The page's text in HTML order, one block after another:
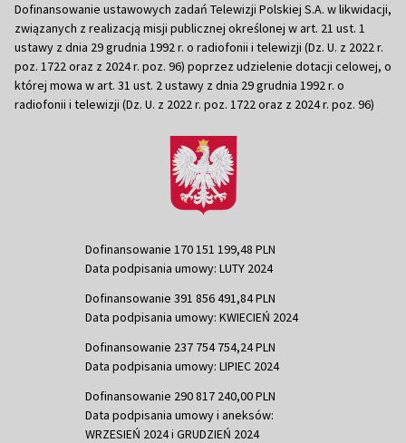
Dofinansowanie ustawowych zadań Telewizji Polskiej S.A. w likwidacji,
związanych z realizacją misji publicznej określonej w art. 21 ust. 1
ustawy z dnia 29 grudnia 1992 r. o radiofonii i telewizji (Dz. U. z 2022 r.
poz. 1722 oraz z 2024 r. poz. 96) poprzez udzielenie dotacji celowej, o
której mowa w art. 31 ust. 2 ustawy z dnia 29 grudnia 1992 r. o
radiofonii i telewizji (Dz. U. z 2022 r. poz. 1722 oraz z 2024 r. poz. 96)
Dofinansowanie 170 151 199,48 PLN
Data podpisania umowy: LUTY 2024
Dofinansowanie 391 856 491,84 PLN
Data podpisania umowy: KWIECIEŃ 2024
Dofinansowanie 237 754 754,24 PLN
Data podpisania umowy: LIPIEC 2024
Dofinansowanie 290 817 240,00 PLN
Data podpisania umowy i aneksów:
WRZESIEŃ 2024 i GRUDZIEŃ 2024